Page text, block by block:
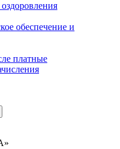
обеспечение и
платные